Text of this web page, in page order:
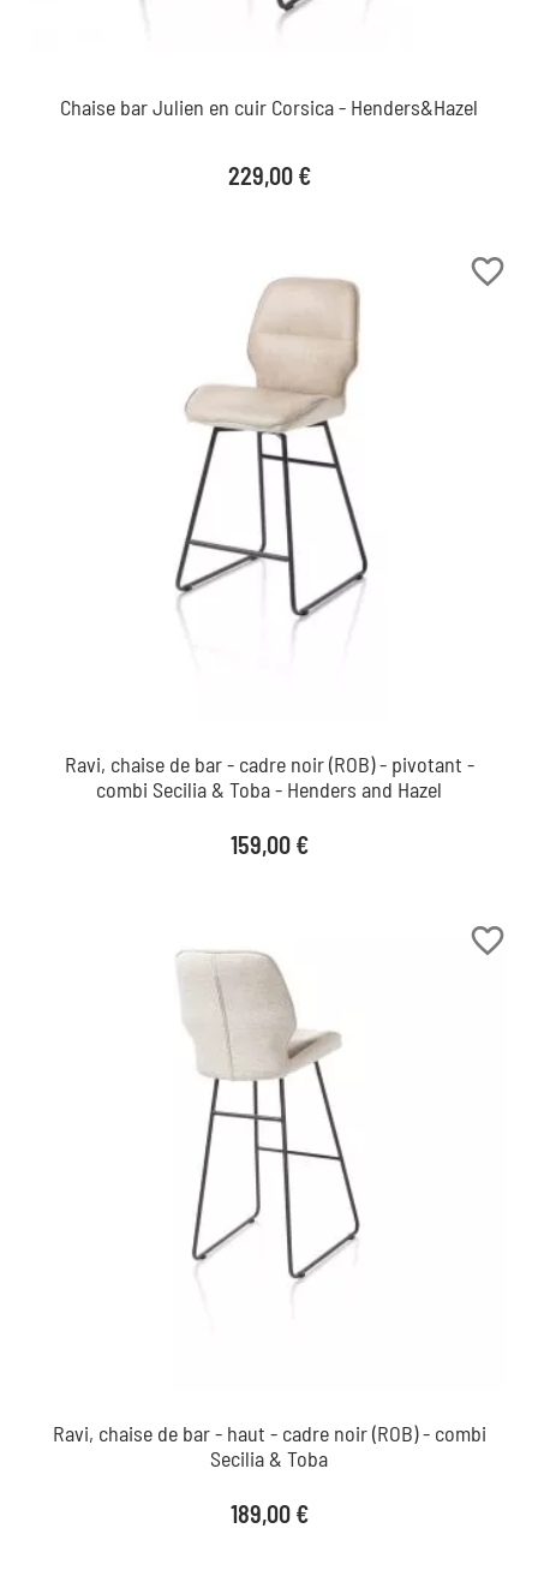
Chaise bar Julien en cuir Corsica - Henders&Hazel
Prix
229,00 €
favorite_border
Ravi, chaise de bar - cadre noir (ROB) - pivotant -
combi Secilia & Toba - Henders and Hazel
Prix
159,00 €
favorite_border
Ravi, chaise de bar - haut - cadre noir (ROB) - combi
Secilia & Toba
Prix
189,00 €